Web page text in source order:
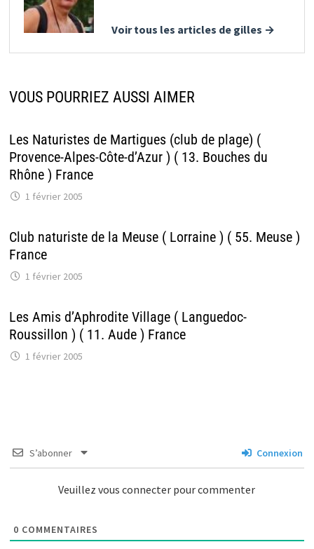
Voir tous les articles de gilles →
VOUS POURRIEZ AUSSI AIMER
Les Naturistes de Martigues (club de plage) (
Provence-Alpes-Côte-d’Azur ) ( 13. Bouches du
Rhône ) France
1 février 2005
Club naturiste de la Meuse ( Lorraine ) ( 55. Meuse )
France
1 février 2005
Les Amis d’Aphrodite Village ( Languedoc-
Roussillon ) ( 11. Aude ) France
1 février 2005
S’abonner Connexion
Veuillez vous connecter pour commenter
0 COMMENTAIRES